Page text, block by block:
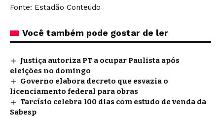
Fonte: Estadão Conteúdo
Você também pode gostar de ler
Justiça autoriza PT a ocupar Paulista após
eleições no domingo
Governo elabora decreto que esvazia o
licenciamento federal para obras
Tarcísio celebra 100 dias com estudo de venda da
Sabesp